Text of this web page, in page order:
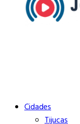
Buscar
Cidades
Tijucas